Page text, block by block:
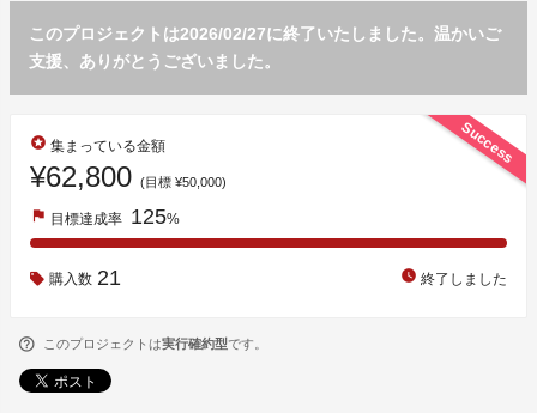
このプロジェクトは2026/02/27に終了いたしました。温かいご
支援、ありがとうございました。
Success
stars 集まっている金額
¥62,800 (目標 ¥50,000)
flag 目標達成率 125%
購入数 21 watch_later 終了しました
このプロジェクトは実行確約型です。